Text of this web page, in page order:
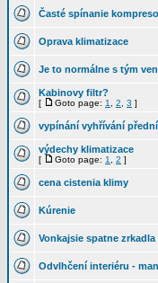
Časté spínanie
Oprava klimatizace
Je to normálne s tým
Kabinovy filtr?
[ Goto page: 1 2 3 ]
vypínání vyhřívání
výdechy klimatizace
[ Goto page: 1 2 ]
cena cistenia klimy
Kúrenie
Vonkajsie spatne zrkadla
Odvlhčení interiéru -